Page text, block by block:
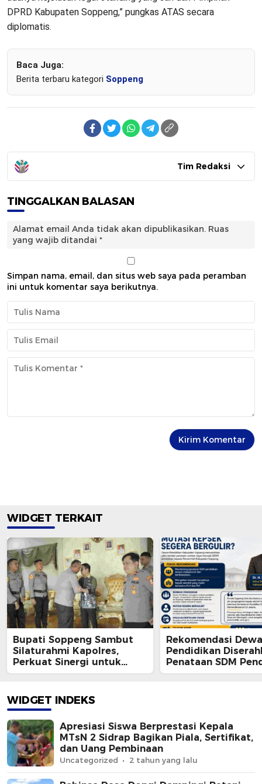
DPRD Kabupaten Soppeng,” pungkas ATAS secara
diplomatis.
Baca Juga:
Berita terbaru kategori Soppeng
Tim Redaksi
TINGGALKAN BALASAN
Alamat email Anda tidak akan dipublikasikan. Ruas
yang wajib ditandai *
Simpan nama, email, dan situs web saya pada peramban
ini untuk komentar saya berikutnya.
WIDGET TERKAIT
Bupati Soppeng Sambut
Silaturahmi Kapolres,
Perkuat Sinergi untuk
Pembangunan Daerah dan
Rekomendasi
Pendidikan
Penataan SDM
dan Mutasi Kepala
WIDGET INDEKS
Apresiasi Siswa Berprestasi Kepala
MTsN 2 Sidrap Bagikan Piala, Sertifikat,
dan Uang Pembinaan
Uncategorized 2 tahun yang lalu